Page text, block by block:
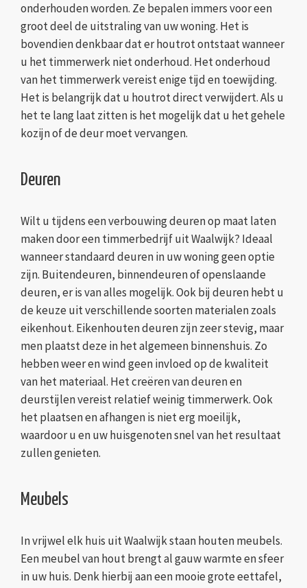
onderhouden worden. Ze bepalen immers voor een
groot deel de uitstraling van uw woning. Het is
bovendien denkbaar dat er houtrot ontstaat wanneer
u het timmerwerk niet onderhoud. Het onderhoud
van het timmerwerk vereist enige tijd en toewijding.
Het is belangrijk dat u houtrot direct verwijdert. Als u
het te lang laat zitten is het mogelijk dat u het gehele
kozijn of de deur moet vervangen.
Deuren
Wilt u tijdens een verbouwing deuren op maat laten
maken door een timmerbedrijf uit Waalwijk? Ideaal
wanneer standaard deuren in uw woning geen optie
zijn. Buitendeuren, binnendeuren of openslaande
deuren, er is van alles mogelijk. Ook bij deuren hebt u
de keuze uit verschillende soorten materialen zoals
eikenhout. Eikenhouten deuren zijn zeer stevig, maar
men plaatst deze in het algemeen binnenshuis. Zo
hebben weer en wind geen invloed op de kwaliteit
van het materiaal. Het creëren van deuren en
deurstijlen vereist relatief weinig timmerwerk. Ook
het plaatsen en afhangen is niet erg moeilijk,
waardoor u en uw huisgenoten snel van het resultaat
zullen genieten.
Meubels
In vrijwel elk huis uit Waalwijk staan houten meubels.
Een meubel van hout brengt al gauw warmte en sfeer
in uw huis. Denk hierbij aan een mooie grote eettafel,